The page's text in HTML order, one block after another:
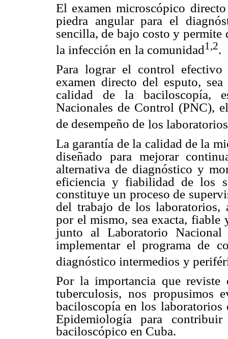
El examen microscópico
piedra angular para el
sencilla, de bajo costo y permite
la infección en la comunidad1,2.
Para lograr el control efectivo
examen directo del esputo,
calidad de la baciloscopía,
Nacionales de Control (PNC),
de desempeño de los laboratorios
La garantía de la calidad de la
diseñado para mejorar
alternativa de diagnóstico y
eficiencia y fiabilidad de los
constituye un proceso de
del trabajo de los laboratorios,
por el mismo, sea exacta, fiable
junto al Laboratorio Nacional
implementar el programa de
diagnóstico intermedios y
Por la importancia que reviste
tuberculosis, nos propusimos
baciloscopía en los laboratorios
Epidemiología para
baciloscópico en Cuba.